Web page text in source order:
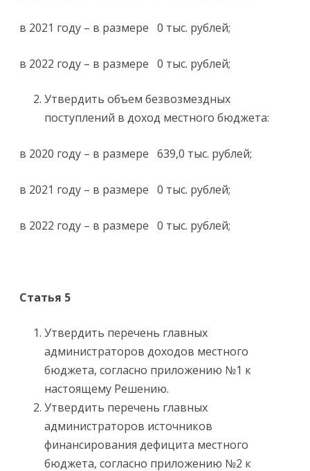
в 2021 году – в размере 0 тыс. рублей;
в 2022 году – в размере 0 тыс. рублей;
Утвердить объем безвозмездных
поступлений в доход местного бюджета:
в 2020 году – в размере 639,0 тыс. рублей;
в 2021 году – в размере 0 тыс. рублей;
в 2022 году – в размере 0 тыс. рублей;
Статья 5
Утвердить перечень главных
администраторов доходов местного
бюджета, согласно приложению №1 к
настоящему Решению.
Утвердить перечень главных
администраторов источников
финансирования дефицита местного
бюджета, согласно приложению №2 к